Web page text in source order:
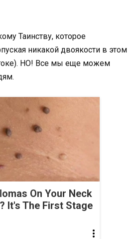
Таинству, которое
никакой двоякости в этом
НО! Все мы еще можем
On Your Neck
It's The First Stage